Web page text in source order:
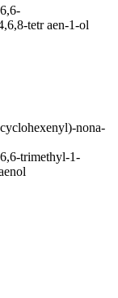
tetr aen-1-ol
nona-
trimethyl-1-